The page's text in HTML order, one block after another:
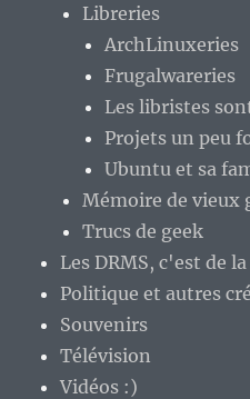
Libreries
ArchLinuxeries
Frugalwareries
Les libristes
Projets un peu
Ubuntu et sa
Mémoire de vieux
Trucs de geek
Les DRMS, c'est de
Politique et autres
Souvenirs
Télévision
Vidéos :)